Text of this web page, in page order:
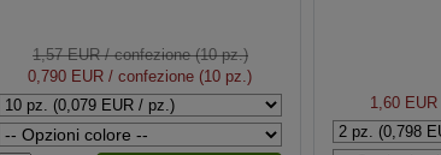
1,57 EUR/ confezione (10 pz.)
0,790 EUR / confezione (10 pz.)
1,60 EUR